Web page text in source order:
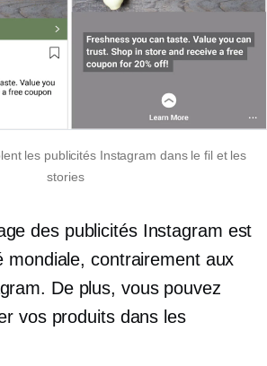
les publicités Instagram dans le fil et les
stories
des publicités Instagram est
mondiale, contrairement aux
De plus, vous pouvez
vos produits dans les